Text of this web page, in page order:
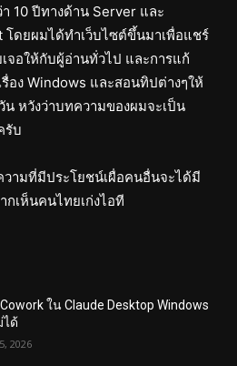
10 ปีทางด้าน Server และ
โดยผมได้ทำเว็บไซต์ขึ้นมาเพื่อแชร์
จอให้กับผู้อ่านทั่วไป และการแก้
อง Windows และสอนทิปต่างๆให้
น หวังว่าบทความของผมจะเป็น
รับ
ามที่มีประโยชน์เผื่อคนอื่นจะได้มี
เห็นคนไทยเก่งไอที
ใน Claude Desktop Windows
ได้
2026